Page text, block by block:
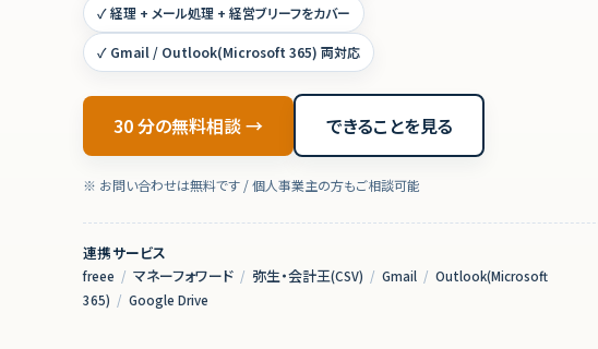
✓ 経理 + メール処理 + 経営ブリーフをカバー
✓ Gmail / Outlook(Microsoft 365) 両対応
30 分の無料相談 → できることを見る
※ お問い合わせは無料です / 個人事業主の方もご相談可能
連携サービス
freee / マネーフォワード / 弥生・会計王(CSV) / Gmail / Outlook(Microsoft
365) / Google Drive